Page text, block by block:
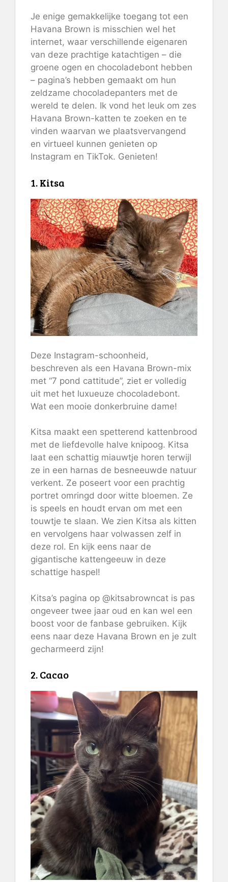
Je enige gemakkelijke toegang tot een
Havana Brown is misschien wel het
internet, waar verschillende eigenaren
van deze prachtige katachtigen – die
groene ogen en chocoladebont hebben
– pagina’s hebben gemaakt om hun
zeldzame chocoladepanters met de
wereld te delen. Ik vond het leuk om zes
Havana Brown-katten te zoeken en te
vinden waarvan we plaatsvervangend
en virtueel kunnen genieten op
Instagram en TikTok. Genieten!
1. Kitsa
Deze Instagram-schoonheid,
beschreven als een Havana Brown-mix
met “7 pond cattitude”, ziet er volledig
uit met het luxueuze chocoladebont.
Wat een mooie donkerbruine dame!
Kitsa maakt een spetterend kattenbrood
met de liefdevolle halve knipoog. Kitsa
laat een schattig miauwtje horen terwijl
ze in een harnas de besneeuwde natuur
verkent. Ze poseert voor een prachtig
portret omringd door witte bloemen. Ze
is speels en houdt ervan om met een
touwtje te slaan. We zien Kitsa als kitten
en vervolgens haar volwassen zelf in
deze rol. En kijk eens naar de
gigantische kattengeeuw in deze
schattige haspel!
Kitsa’s pagina op @kitsabrowncat is pas
ongeveer twee jaar oud en kan wel een
boost voor de fanbase gebruiken. Kijk
eens naar deze Havana Brown en je zult
gecharmeerd zijn!
2. Cacao